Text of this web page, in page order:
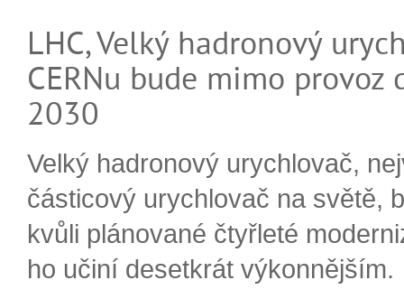
LHC, Velký hadronový
CERNu bude mimo provoz
2030
Velký hadronový urychlovač,
částicový urychlovač na světě,
kvůli plánované čtyřleté
ho učiní desetkrát výkonnějším.